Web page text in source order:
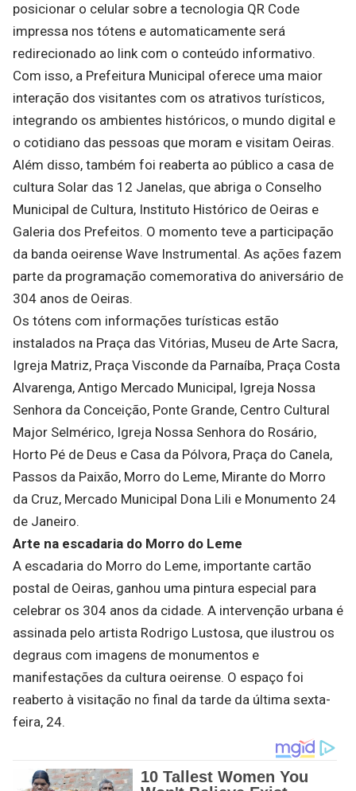
posicionar o celular sobre a tecnologia QR Code
impressa nos tótens e automaticamente será
redirecionado ao link com o conteúdo informativo.
Com isso, a Prefeitura Municipal oferece uma maior
interação dos visitantes com os atrativos turísticos,
integrando os ambientes históricos, o mundo digital e
o cotidiano das pessoas que moram e visitam Oeiras.
Além disso, também foi reaberta ao público a casa de
cultura Solar das 12 Janelas, que abriga o Conselho
Municipal de Cultura, Instituto Histórico de Oeiras e
Galeria dos Prefeitos. O momento teve a participação
da banda oeirense Wave Instrumental. As ações fazem
parte da programação comemorativa do aniversário de
304 anos de Oeiras.
Os tótens com informações turísticas estão
instalados na Praça das Vitórias, Museu de Arte Sacra,
Igreja Matriz, Praça Visconde da Parnaíba, Praça Costa
Alvarenga, Antigo Mercado Municipal, Igreja Nossa
Senhora da Conceição, Ponte Grande, Centro Cultural
Major Selmérico, Igreja Nossa Senhora do Rosário,
Horto Pé de Deus e Casa da Pólvora, Praça do Canela,
Passos da Paixão, Morro do Leme, Mirante do Morro
da Cruz, Mercado Municipal Dona Lili e Monumento 24
de Janeiro.
Arte na escadaria do Morro do Leme
A escadaria do Morro do Leme, importante cartão
postal de Oeiras, ganhou uma pintura especial para
celebrar os 304 anos da cidade. A intervenção urbana é
assinada pelo artista Rodrigo Lustosa, que ilustrou os
degraus com imagens de monumentos e
manifestações da cultura oeirense. O espaço foi
reaberto à visitação no final da tarde da última sexta-
feira, 24.